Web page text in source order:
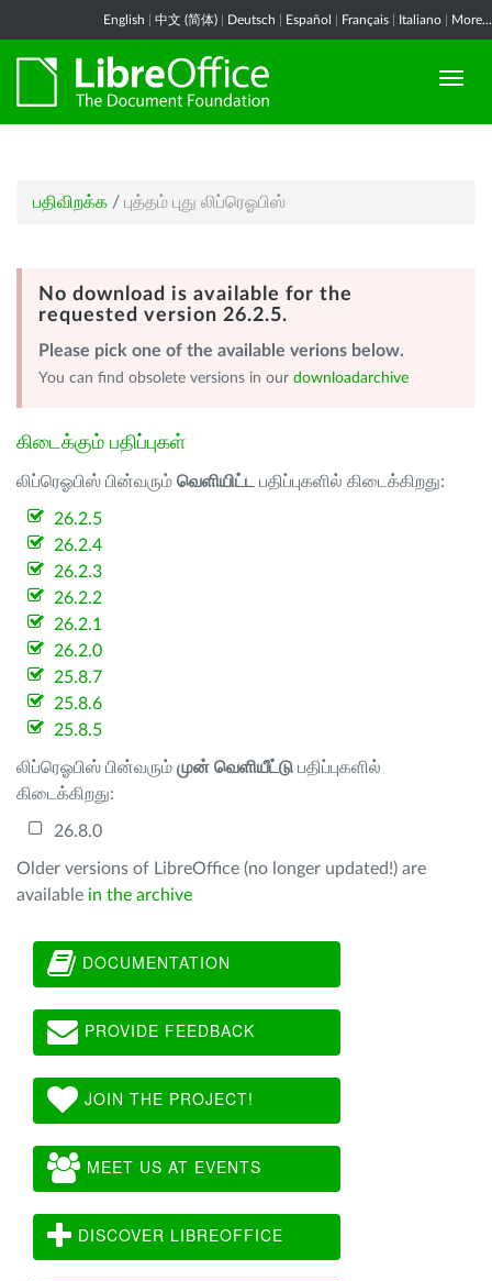
English 中文 (简体) Deutsch Español Français Italiano More...
பதிவிறக்க / புத்தம் புது லிப்ரெஓபிஸ்
No download is available for the
requested version 26.2.5.
Please pick one of the available verions below.
You can find obsolete versions in our downloadarchive
கிடைக்கும் பதிப்புகள்
லிப்ரெஓபிஸ் பின்வரும் வெளியிட்ட பதிப்புகளில் கிடைக்கிறது:
26.2.5
26.2.4
26.2.3
26.2.2
26.2.1
26.2.0
25.8.7
25.8.6
25.8.5
லிப்ரெஓபிஸ் பின்வரும் முன் வெளியீட்டு பதிப்புகளில்
கிடைக்கிறது:
26.8.0
Older versions of LibreOffice (no longer updated!) are
available in the archive
DOCUMENTATION
PROVIDE FEEDBACK
JOIN THE PROJECT!
MEET US AT EVENTS
DISCOVER LIBREOFFICE